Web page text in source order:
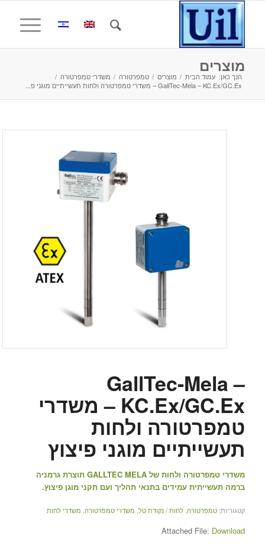
מוצרים
הנך כאן: עמוד הבית / מוצרים / טמפרטורה / משדרי טמפרטורה /
GallTec-Mela – KC.Ex/GC.Ex – משדרי טמפרטורה ולחות תעשייתיים מוגני פ...
GallTec-Mela –
KC.Ex/GC.Ex – משדרי
טמפרטורה ולחות
תעשייתיים מוגני פיצוץ
משדרי טמפרטורה ולחות של GALLTEC MELA תוצרת גרמניה
ברמה תעשייתית עמידים בתנאי תהליך ועם תקני מוגן פיצוץ.
קטגוריות: טמפרטורה, לחות / נקודת טל, משדרי טמפרטורה, משדרי לחות
Attached File: Download